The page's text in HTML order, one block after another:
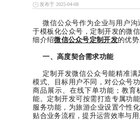
发布于 2025-04-08
微信公众号作为企业与用户
于模板化公众号，定制开发的微
细介绍微信公众号定制开发的优
一、高度契合需求功能
定制开发微信公众号能精准
模式、目标用户不同，对公众号
商品展示、在线下单功能；教育
能。定制开发可按需打造专属功
服务功能，为旅游企业设置个性
贴合业务流程，提升运营效率与